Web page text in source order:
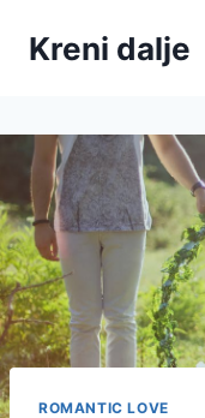
Kreni dalje
ROMANTIC LOVE